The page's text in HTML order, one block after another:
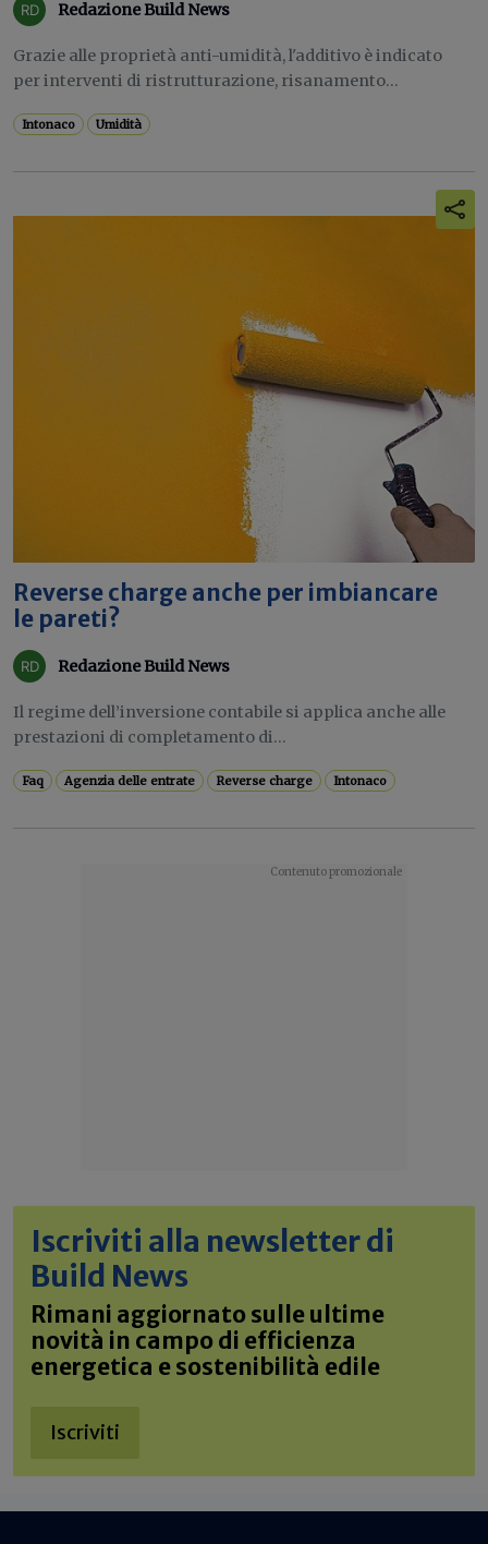
Redazione Build News
Grazie alle proprietà anti-umidità, l'additivo è indicato
per interventi di ristrutturazione, risanamento...
Intonaco Umidità
Reverse charge anche per imbiancare
le pareti?
Redazione Build News
Il regime dell’inversione contabile si applica anche alle
prestazioni di completamento di...
Faq Agenzia delle entrate Reverse charge Intonaco
Iscriviti alla newsletter di
Build News
Rimani aggiornato sulle ultime
novità in campo di efficienza
energetica e sostenibilità edile
Iscriviti